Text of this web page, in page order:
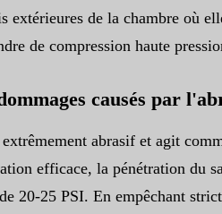
extérieures de la chambre où
de compression haute
causés par
abrasif et agit
efficace, la pénétration du
20-25 PSI. En empêchant